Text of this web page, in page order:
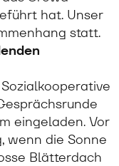
hat. Unser
statt.
eingeladen. Vor
wenn die Sonne
Blätterdach